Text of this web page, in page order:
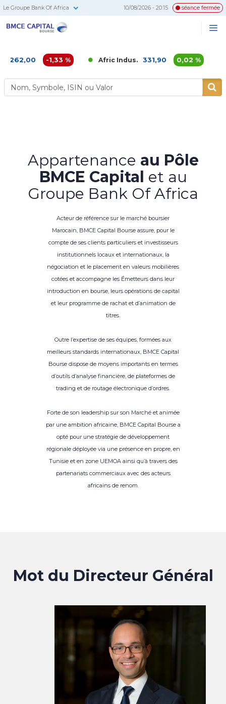
Le Groupe Bank Of Africa 10/08/2026 - 20:15 séance fermée
-1,33 % Afric Indus. 331,90 0,02 %
Appartenance au Pôle
BMCE Capital et au
Groupe Bank Of Africa
Acteur de référence sur le marché boursier
Marocain, BMCE Capital Bourse assure, pour le
compte de ses clients particuliers et investisseurs
institutionnels locaux et internationaux, la
négociation et le placement en valeurs mobilières
cotées et accompagne les Émetteurs dans leur
introduction en bourse, leurs opérations de capital
et leur programme de rachat et d’animation de
titres.
Outre l’expertise de ses équipes, formées aux
meilleurs standards internationaux, BMCE Capital
Bourse dispose de moyens importants en termes
d’outils d’analyse financière, de plateformes de
trading et de routage électronique d’ordres.
Forte de son leadership sur son Marché et animée
par une ambition africaine, BMCE Capital Bourse a
opté pour une stratégie de développement
régionale déployée via une présence en propre, en
Tunisie et en zone UEMOA ainsi qu’à travers des
partenariats commerciaux avec des acteurs
africains de renom.
Mot du Directeur Général